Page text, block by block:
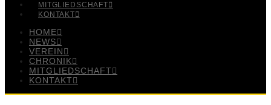
MITGLIEDSCHAFT
KONTAKT
HOME
NEWS
VEREIN
CHRONIK
MITGLIEDSCHAFT
KONTAKT